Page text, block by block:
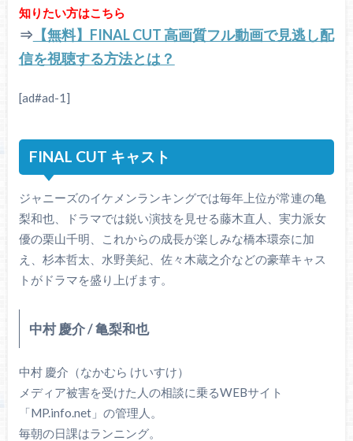
知りたい方はこちら
⇒ 【無料】FINAL CUT 高画質フル動画で見逃し配
信を視聴する方法とは？
[ad#ad-1]
FINAL CUT キャスト
ジャニーズのイケメンランキングでは毎年上位が常連の亀
梨和也、ドラマでは鋭い演技を見せる藤木直人、実力派女
優の栗山千明、これからの成長が楽しみな橋本環奈に加
え、杉本哲太、水野美紀、佐々木蔵之介などの豪華キャス
トがドラマを盛り上げます。
中村 慶介 / 亀梨和也
中村 慶介（なかむら けいすけ）
メディア被害を受けた人の相談に乗るWEBサイト
「MP.info.net」の管理人。
毎朝の日課はランニング。